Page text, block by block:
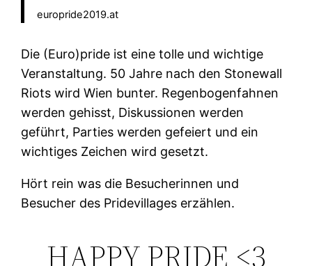
europride2019.at
Die (Euro)pride ist eine tolle und wichtige
Veranstaltung. 50 Jahre nach den Stonewall
Riots wird Wien bunter. Regenbogenfahnen
werden gehisst, Diskussionen werden
geführt, Parties werden gefeiert und ein
wichtiges Zeichen wird gesetzt.
Hört rein was die Besucherinnen und
Besucher des Pridevillages erzählen.
HAPPY PRIDE <3